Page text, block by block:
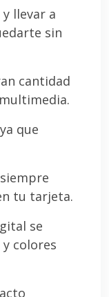
llevar a
sin
cantidad
que
tu tarjeta.
se
colores